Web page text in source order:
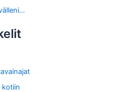
kotiin